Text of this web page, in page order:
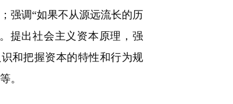
强调“如果不从源远流长的历
提出社会主义资本原理，强
和把握资本的特性和行为规
。